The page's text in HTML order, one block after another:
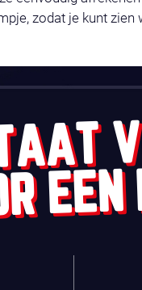
zodat je kunt zien